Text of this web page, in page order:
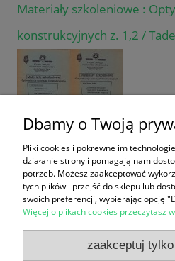
Materiały szkoleniowe :
konstrukcyjnych z. 1,2 /
Materiały szkoleniowe
pracy w budownictwie /
(oprac.)
Dbamy o Twoją
Pliki cookies i pokrewne im
działanie strony i pomagają nam
potrzeb. Możesz zaakceptować
tych plików i przejść do sklepu lub
swoich preferencji, wybierając opcję
Więcej o plikach cookies przeczytasz
zaakceptuj